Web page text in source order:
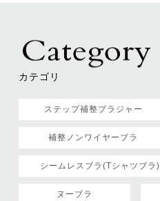
カテゴリ
ステップ補整ブラジャー
補整ノンワイヤーブラ
シームレスブラ(Tシャツブラ)
ヌーブラ